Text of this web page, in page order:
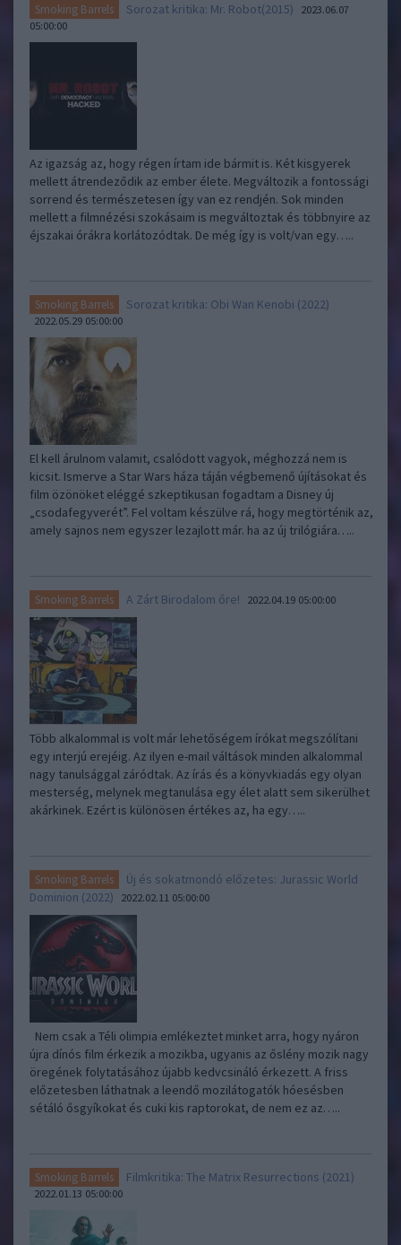
Smoking Barrels Sorozat kritika: Mr. Robot(2015)
2023.06.07
05:00:00
Az igazság az, hogy régen írtam ide bármit is. Két kisgyerek
mellett átrendeződik az ember élete. Megváltozik a fontossági
sorrend és természetesen így van ez rendjén. Sok minden
mellett a filmnézési szokásaim is megváltoztak és többnyire az
éjszakai órákra korlátozódtak. De még így is volt/van egy…..
Smoking Barrels Sorozat kritika: Obi Wan Kenobi (2022)
2022.05.29 05:00:00
El kell árulnom valamit, csalódott vagyok, méghozzá nem is
kicsit. Ismerve a Star Wars háza táján végbemenő újításokat és
film özönöket eléggé szkeptikusan fogadtam a Disney új
„csodafegyverét”. Fel voltam készülve rá, hogy megtörténik az,
amely sajnos nem egyszer lezajlott már. ha az új trilógiára…..
Smoking Barrels A Zárt Birodalom őre! 2022.04.19 05:00:00
Több alkalommal is volt már lehetőségem írókat megszólítani
egy interjú erejéig. Az ilyen e-mail váltások minden alkalommal
nagy tanulsággal záródtak. Az írás és a könyvkiadás egy olyan
mesterség, melynek megtanulása egy élet alatt sem sikerülhet
akárkinek. Ezért is különösen értékes az, ha egy…..
Smoking Barrels
Új és sokatmondó előzetes: Jurassic World
Dominion (2022)
2022.02.11 05:00:00
Nem csak a Téli olimpia emlékeztet minket arra, hogy nyáron
újra dínós film érkezik a mozikba, ugyanis az őslény mozik nagy
öregének folytatásához újabb kedvcsináló érkezett. A friss
előzetesben láthatnak a leendő mozilátogatók hóesésben
sétáló ősgyíkokat és cuki kis raptorokat, de nem ez az…..
Smoking Barrels Filmkritika: The Matrix Resurrections (2021)
2022.01.13 05:00:00